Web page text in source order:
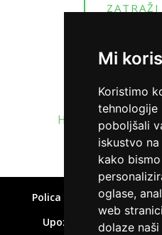
Mi
Koristimo
tehnologije
poboljšali
iskustvo
kako
oglase,
web
dolaze
Home »Kako
Polica privatnosti
Upozorenje o rizicima